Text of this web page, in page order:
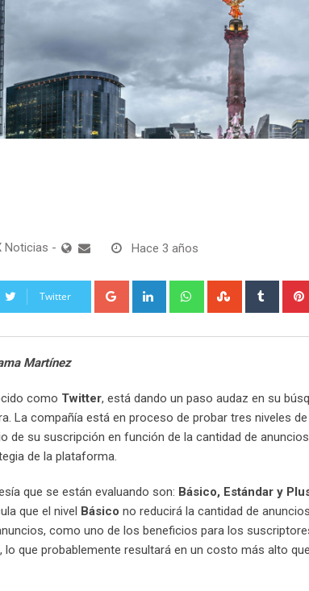
Noticias - Hace 3 años
Twitter Google+ LinkedIn WhatsappStumbleUpon
Tumblr
Martínez
como Twitter, está dando un paso audaz en su
La compañía está en proceso de probar tres niveles
de su suscripción en función de la cantidad de
de la plataforma.
que se están evaluando son: Básico, Estándar y
que el nivel
Básico no reducirá la cantidad de
como uno de los beneficios para los
lo que probablemente resultará en un costo más alto que